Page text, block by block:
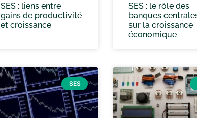
SES : liens entre
gains de productivité
et croissance
SES : le rôle des
banques
sur la croissance
économique
SES